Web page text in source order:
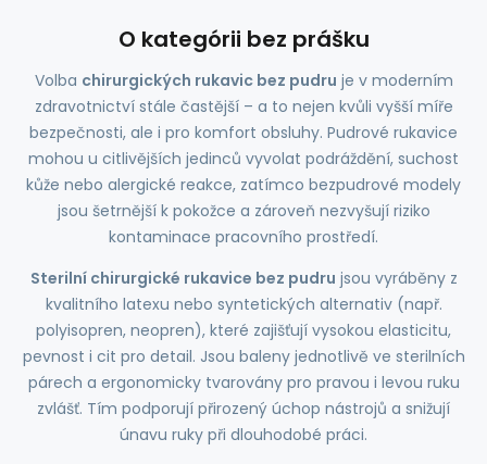
O kategórii bez prášku
Volba chirurgických rukavic bez pudru je v moderním
zdravotnictví stále častější – a to nejen kvůli vyšší míře
bezpečnosti, ale i pro komfort obsluhy. Pudrové rukavice
mohou u citlivějších jedinců vyvolat podráždění, suchost
kůže nebo alergické reakce, zatímco bezpudrové modely
jsou šetrnější k pokožce a zároveň nezvyšují riziko
kontaminace pracovního prostředí.
Sterilní chirurgické rukavice bez pudru jsou vyráběny z
kvalitního latexu nebo syntetických alternativ (např.
polyisopren, neopren), které zajišťují vysokou elasticitu,
pevnost i cit pro detail. Jsou baleny jednotlivě ve sterilních
párech a ergonomicky tvarovány pro pravou i levou ruku
zvlášť. Tím podporují přirozený úchop nástrojů a snižují
únavu ruky při dlouhodobé práci.